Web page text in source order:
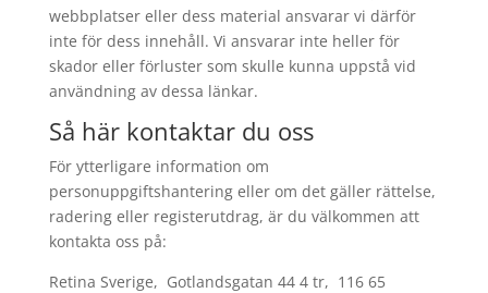
webbplatser eller dess material ansvarar vi därför
inte för dess innehåll. Vi ansvarar inte heller för
skador eller förluster som skulle kunna uppstå vid
användning av dessa länkar.
Så här kontaktar du oss
För ytterligare information om
personuppgiftshantering eller om det gäller rättelse,
radering eller registerutdrag, är du välkommen att
kontakta oss på:
Retina Sverige, Gotlandsgatan 44 4 tr, 116 65